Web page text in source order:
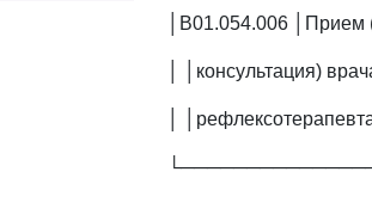
│B01.054.006 │Прием
│ │консультация)
│